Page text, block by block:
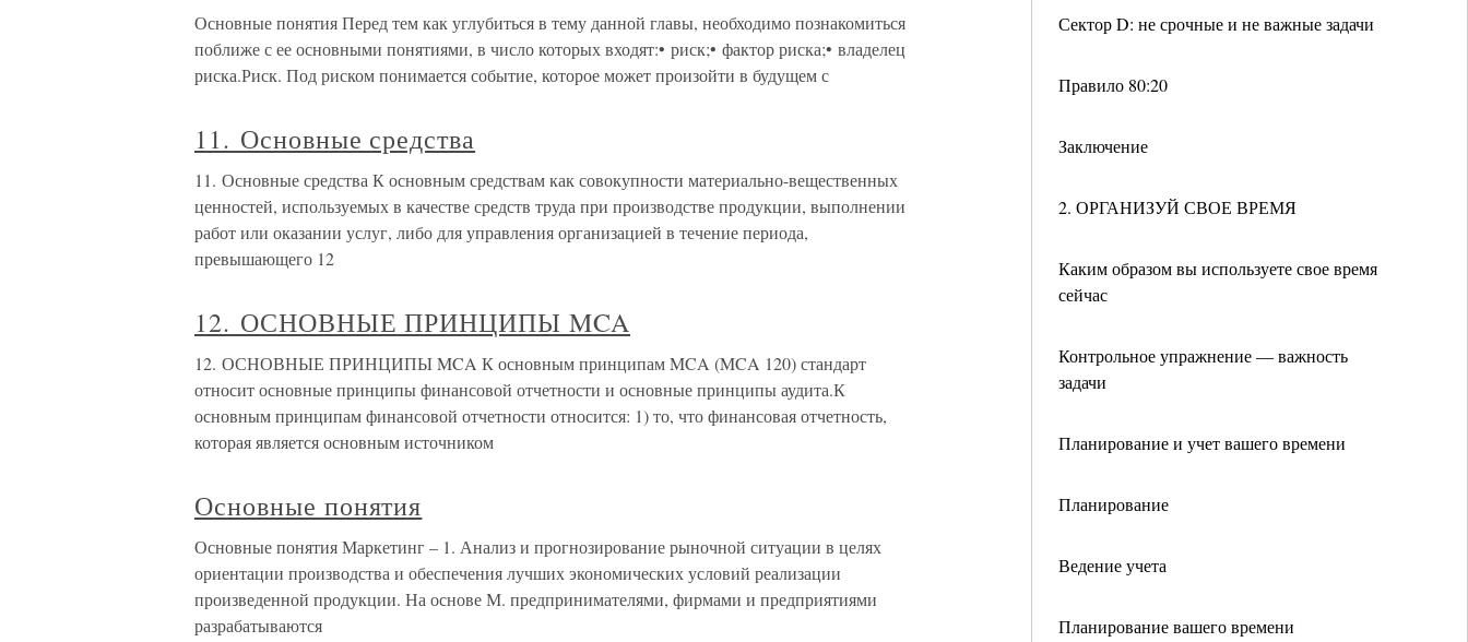
Сектор D: не срочные и не важные задачи
Правило 80:20
Заключение
2. ОРГАНИЗУЙ СВОЕ ВРЕМЯ
Каким образом вы используете свое время
сейчас
Контрольное упражнение — важность
задачи
Планирование и учет вашего времени
Планирование
Ведение учета
Планирование вашего времени
Основные понятия Перед тем как углубиться в тему данной главы, необходимо познакомиться
поближе с ее основными понятиями, в число которых входят:• риск;• фактор риска;• владелец
риска.Риск. Под риском понимается событие, которое может произойти в будущем с
11. Основные средства
11. Основные средства К основным средствам как совокупности материально-вещественных
ценностей, используемых в качестве средств труда при производстве продукции, выполнении
работ или оказании услуг, либо для управления организацией в течение периода,
превышающего 12
12. ОСНОВНЫЕ ПРИНЦИПЫ MCA
12. ОСНОВНЫЕ ПРИНЦИПЫ MCA К основным принципам MCA (MCA 120) стандарт
относит основные принципы финансовой отчетности и основные принципы аудита.К
основным принципам финансовой отчетности относится: 1) то, что финансовая отчетность,
которая является основным источником
Основные понятия
Основные понятия Маркетинг – 1. Анализ и прогнозирование рыночной ситуации в целях
ориентации производства и обеспечения лучших экономических условий реализации
произведенной продукции. На основе М. предпринимателями, фирмами и предприятиями
разрабатываются